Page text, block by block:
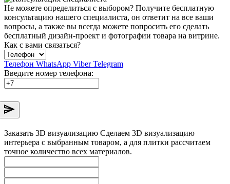
Не можете определиться с выбором? Получите бесплатную
консультацию нашего специалиста, он ответит на все ваши
вопросы, а также вы всегда можете попросить его сделать
бесплатный дизайн-проект и фотографии товара на витрине.
Как с вами связаться?
Телефон WhatsApp ViberTelegram
Введите номер телефона:
Заказать 3D визуализацию Сделаем 3D визуализацию
интерьера с выбранным товаром, а для плитки рассчитаем
точное количество всех материалов.